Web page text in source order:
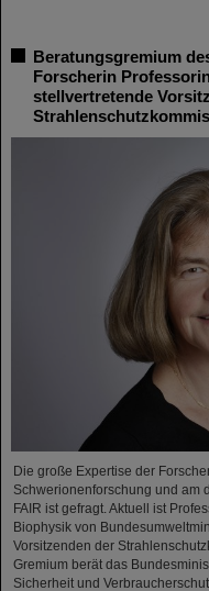
Beratungsgremium
Forscherin
stellvertretende
Die große Expertise der
Schwerionenforschung und am
FAIR ist gefragt. Aktuell ist
Biophysik von
Vorsitzenden der
Gremium berät das
Sicherheit und